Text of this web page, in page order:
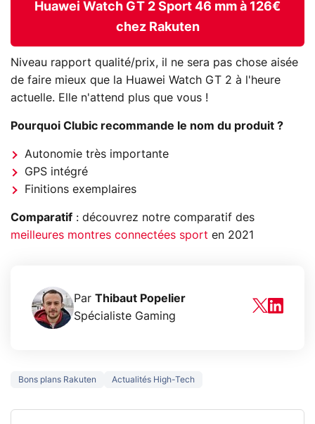
Huawei Watch GT 2 Sport 46 mm à 126€
chez Rakuten
Niveau rapport qualité/prix, il ne sera pas chose aisée
de faire mieux que la Huawei Watch GT 2 à l'heure
actuelle. Elle n'attend plus que vous !
Pourquoi Clubic recommande le nom du produit ?
Autonomie très importante
GPS intégré
Finitions exemplaires
Comparatif : découvrez notre comparatif des
meilleures montres connectées sport en 2021
Par Thibaut Popelier
Spécialiste Gaming
Bons plans Rakuten Actualités High-Tech